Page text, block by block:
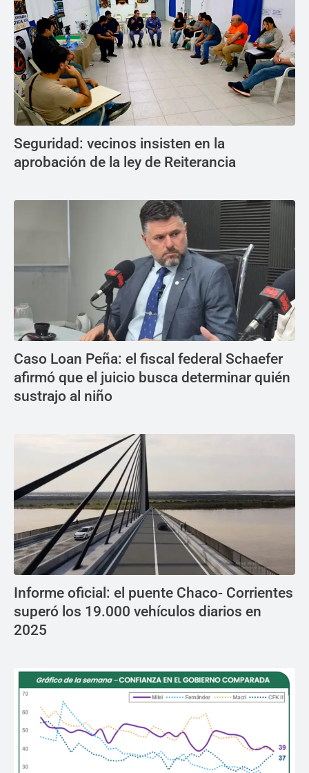
Seguridad: vecinos insisten en la
aprobación de la ley de Reiterancia
Caso Loan Peña: el fiscal federal Schaefer
afirmó que el juicio busca determinar quién
sustrajo al niño
Informe oficial: el puente Chaco- Corrientes
superó los 19.000 vehículos diarios en
2025